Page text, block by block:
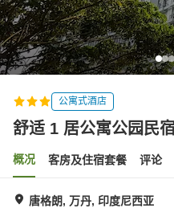
公寓式酒店
舒适 1 居公寓公园民
概况 客房及住宿套餐 评论
唐格朗, 万丹, 印度尼西亚